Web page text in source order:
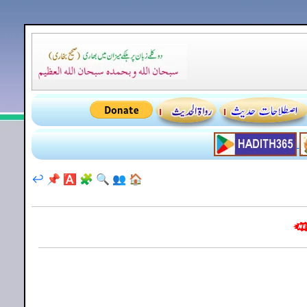
🏠
👥
🔍
🧩
🅰️
📌
↩️